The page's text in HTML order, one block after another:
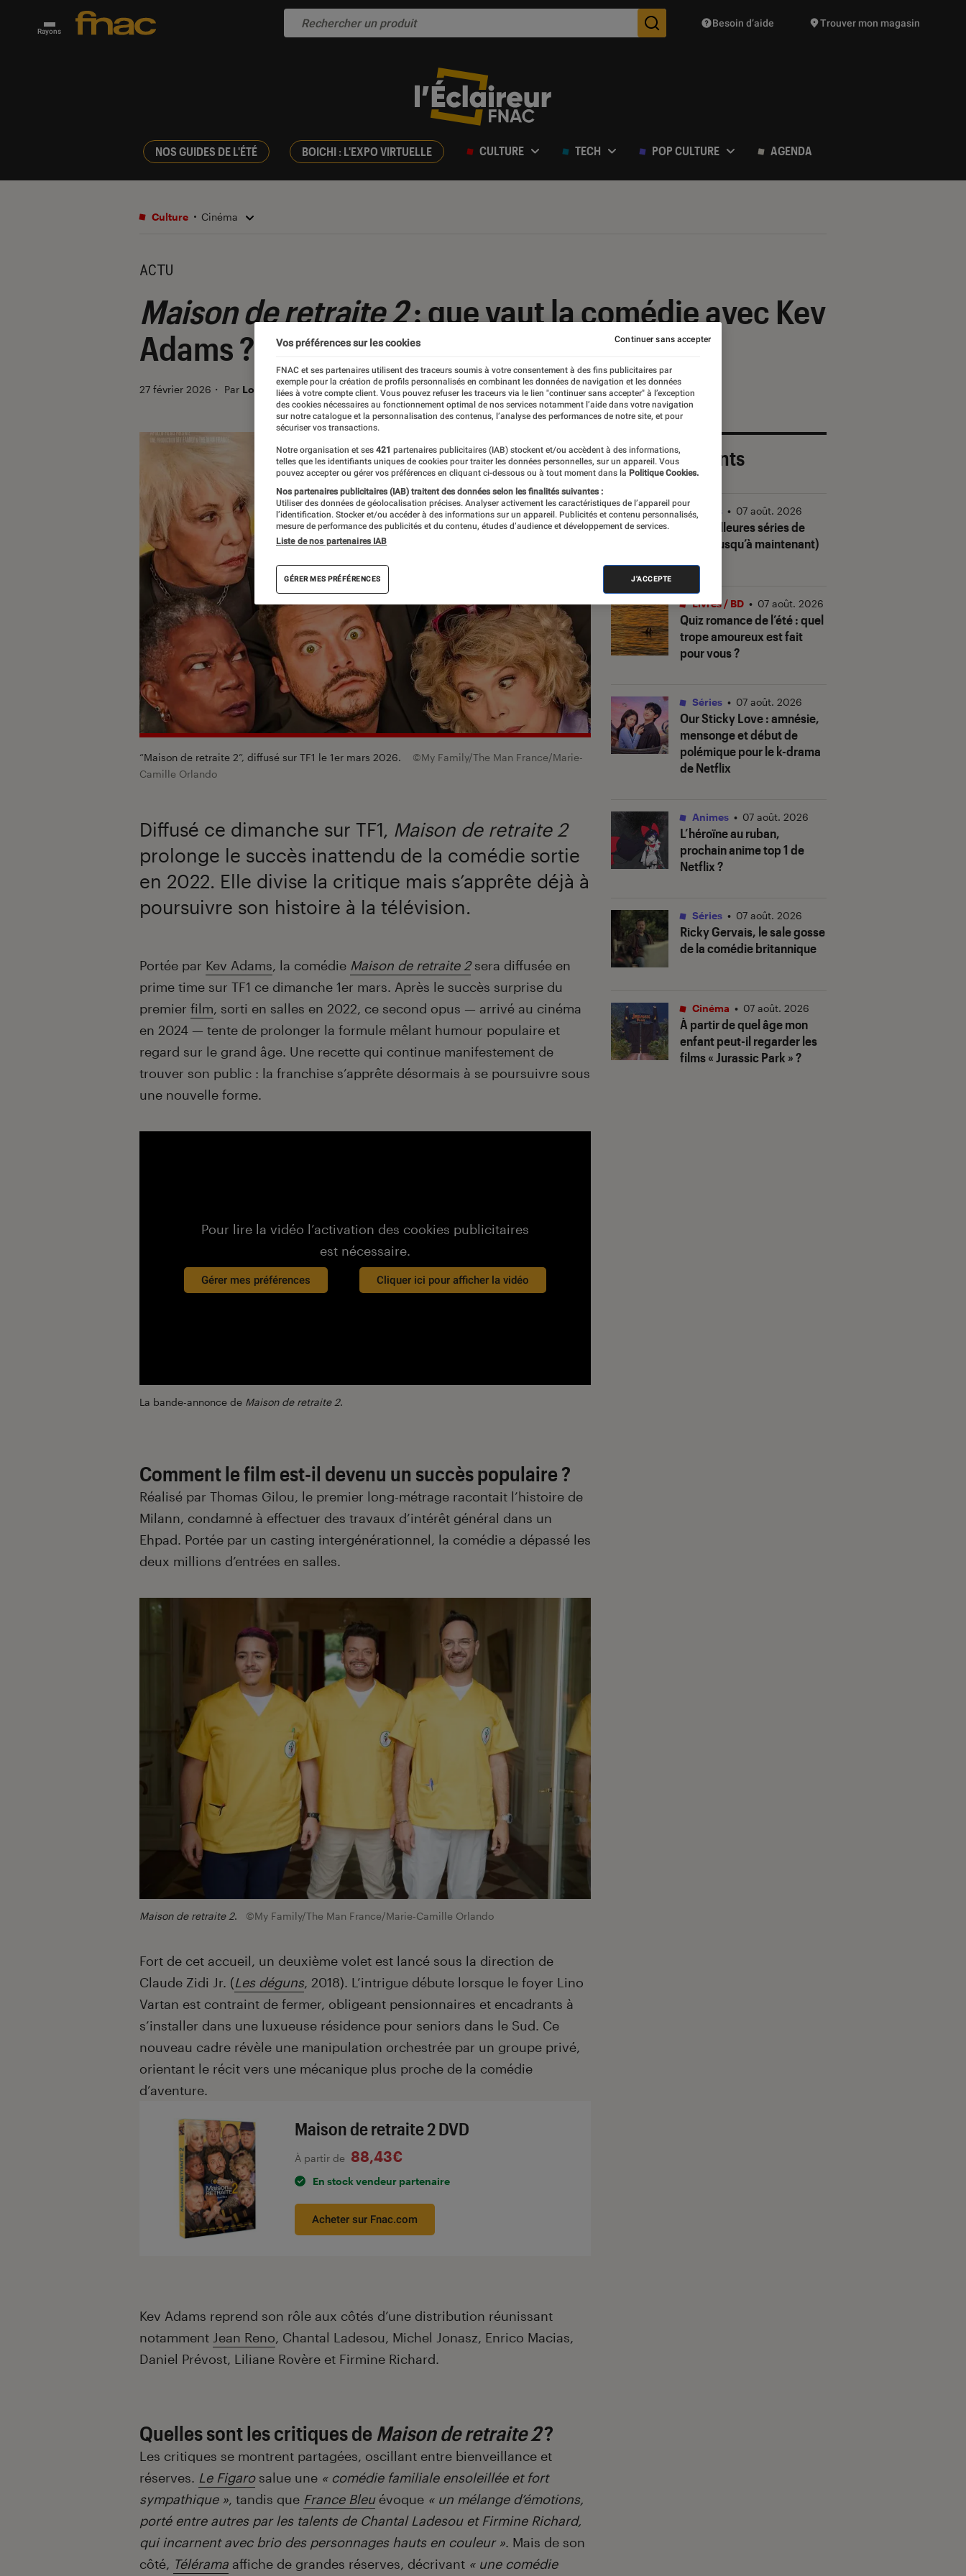
Rayons Des suggestions de produits vont vous être proposées
Besoin d’aide Trouver mon magasin
NOS GUIDES DE L'ÉTÉ BOICHI : L'EXPO VIRTUELLE CULTURE TECH POP CULTURE AGENDA
Culture Cinéma
ACTU
Maison de retraite 2: que vaut la comédie avec Kev
Adams ?
27 février 2026 ・ Par Louise Lepense
“Maison de retraite 2”, diffusé sur TF1 le 1er mars 2026.
©My Family/The Man France/Marie-
Camille Orlando
Diffusé ce dimanche sur TF1, Maison de retraite 2
prolonge le succès inattendu de la comédie sortie
en 2022. Elle divise la critique mais s’apprête déjà à
poursuivre son histoire à la télévision.
Introduction
Portée par Kev Adams, la comédie Maison de retraite 2 sera diffusée en
prime time sur TF1 ce dimanche 1er mars. Après le succès surprise du
premier film, sorti en salles en 2022, ce second opus — arrivé au cinéma
en 2024 — tente de prolonger la formule mêlant humour populaire et
regard sur le grand âge. Une recette qui continue manifestement de
trouver son public : la franchise s’apprête désormais à se poursuivre sous
une nouvelle forme.
Pour lire la vidéo l’activation des cookies publicitaires
est nécessaire.
Gérer mes préférences Cliquer ici pour afficher la vidéo
La bande-annonce de Maison de retraite 2.
Comment le film est-il devenu un succès populaire ?
Réalisé par Thomas Gilou, le premier long-métrage racontait l’histoire de
Milann, condamné à effectuer des travaux d’intérêt général dans un
Ehpad. Portée par un casting intergénérationnel, la comédie a dépassé les
deux millions d’entrées en salles.
Maison de retraite 2. ©My Family/The Man France/Marie-Camille Orlando
Fort de cet accueil, un deuxième volet est lancé sous la direction de
Claude Zidi Jr. (Les déguns, 2018). L’intrigue débute lorsque le foyer Lino
Vartan est contraint de fermer, obligeant pensionnaires et encadrants à
s’installer dans une luxueuse résidence pour seniors dans le Sud. Ce
nouveau cadre révèle une manipulation orchestrée par un groupe privé,
orientant le récit vers une mécanique plus proche de la comédie
d’aventure.
Maison de retraite 2 DVD
À partir de 88,43€
En stock vendeur partenaire
Acheter sur Fnac.com
Kev Adams reprend son rôle aux côtés d’une distribution réunissant
notamment Jean Reno, Chantal Ladesou, Michel Jonasz, Enrico Macias,
Daniel Prévost, Liliane Rovère et Firmine Richard.
Quelles sont les critiques de Maison de retraite 2?
Les critiques se montrent partagées, oscillant entre bienveillance et
réserves. Le Figaro salue une « comédie familiale ensoleillée et fort
sympathique », tandis que France Bleu évoque « un mélange d’émotions,
porté entre autres par les talents de Chantal Ladesou et Firmine Richard,
qui incarnent avec brio des personnages hauts en couleur ». Mais de son
côté, Télérama affiche de grandes réserves, décrivant « une comédie
Les plus récents
Les meilleures séries de
2026 (jusqu’à maintenant)
Séries • 07 août. 2026
Quiz romance de l’été : quel
trope amoureux est fait
pour vous ?
Livres / BD • 07 août. 2026
Our Sticky Love: amnésie,
mensonge et début de
polémique pour le k-drama
de Netflix
Séries • 07 août. 2026
L’héroïne au ruban,
prochain anime top 1 de
Netflix ?
Animes • 07 août. 2026
Ricky Gervais, le sale gosse
de la comédie britannique
Séries • 07 août. 2026
À partir de quel âge mon
enfant peut-il regarder les
films « Jurassic Park » ?
Cinéma • 07 août. 2026
Vos préférences sur les cookies
FNAC et ses partenaires utilisent des traceurs soumis à votre consentement à des fins publicitaires par
exemple pour la création de profils personnalisés en combinant les données de navigation et les données
liées à votre compte client. Vous pouvez refuser les traceurs via le lien "continuer sans accepter" à l’exception
des cookies nécessaires au fonctionnement optimal de nos services notamment l’aide dans votre navigation
sur notre catalogue et la personnalisation des contenus, l’analyse des performances de notre site, et pour
sécuriser vos transactions.
Notre organisation et ses 421 partenaires publicitaires (IAB) stockent et/ou accèdent à des informations,
telles que les identifiants uniques de cookies pour traiter les données personnelles, sur un appareil. Vous
pouvez accepter ou gérer vos préférences en cliquant ci-dessous ou à tout moment dans la Politique Cookies.
Nos partenaires publicitaires (IAB) traitent des données selon les finalités suivantes :
Utiliser des données de géolocalisation précises. Analyser activement les caractéristiques de l’appareil pour
l’identification. Stocker et/ou accéder à des informations sur un appareil. Publicités et contenu personnalisés,
mesure de performance des publicités et du contenu, études d’audience et développement de services.
Liste de nos partenaires IAB
GÉRER MES PRÉFÉRENCES J'ACCEPTE
Continuer sans accepter